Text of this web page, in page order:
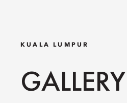
KUALA LUMPUR
GALLERY